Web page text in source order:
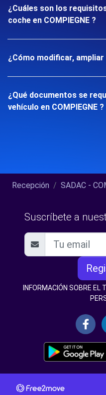
¿Cuáles son los
coche en COMPIEGNE ?
¿Cómo modificar,
¿Qué documentos se
vehículo en COMPIEGNE ?
Recepción SADAC -
Suscríbete a
INFORMACIÓN SOBRE